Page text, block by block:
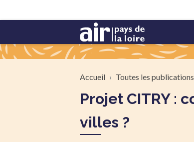
Fil d'Ariane
Accueil Toutes les publications
Projet CITRY : comment les arbres transforment le climat et l’air de nos
villes ?